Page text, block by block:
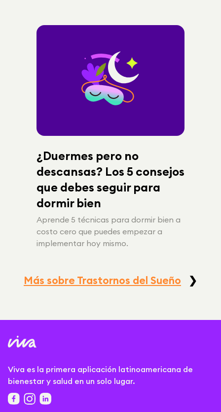
¿Duermes pero no
descansas? Los 5 consejos
que debes seguir para
dormir bien
Aprende 5 técnicas para dormir bien a
costo cero que puedes empezar a
implementar hoy mismo.
Más sobre Trastornos del Sueño ❯
Viva es la primera aplicación latinoamericana de
bienestar y salud en un solo lugar.